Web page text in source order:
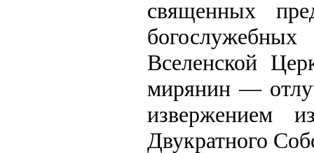
священных
Вселенской
мирянин —
извержением
Двукратного